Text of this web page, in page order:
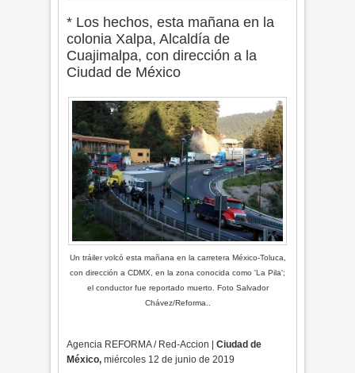
* Los hechos, esta mañana en la
colonia Xalpa, Alcaldía de
Cuajimalpa, con dirección a la
Ciudad de México
Un tráiler volcó esta mañana en la carretera México-Toluca,
con dirección a CDMX, en la zona conocida como 'La Pila';
el conductor fue reportado muerto. Foto Salvador
Chávez/Reforma..
Agencia REFORMA / Red-Accion |Ciudad de
México, miércoles 12 de junio de 2019